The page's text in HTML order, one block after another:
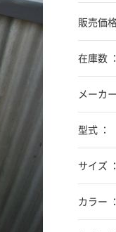
販売価
在庫数 ：
メーカー
型式 ：
サイズ
カラー